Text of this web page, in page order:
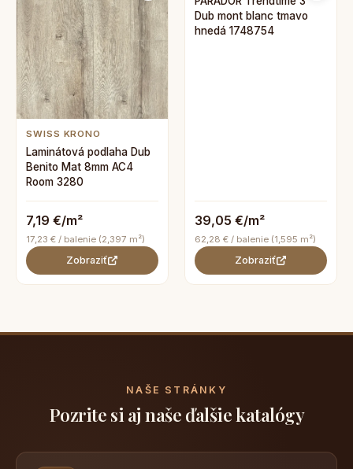
SWISS KRONO
Laminátová podlaha Dub
Benito Mat 8mm AC4
Room 3280
7,19 €/m²
17,23 € / balenie (2,397 m²)
Zobraziť
Dub mont blanc tmavo
hnedá 1748754
39,05 €/m²
62,28 € / balenie (1,595 m²)
Zobraziť
NAŠE STRÁNKY
Pozrite si aj naše ďalšie katalógy